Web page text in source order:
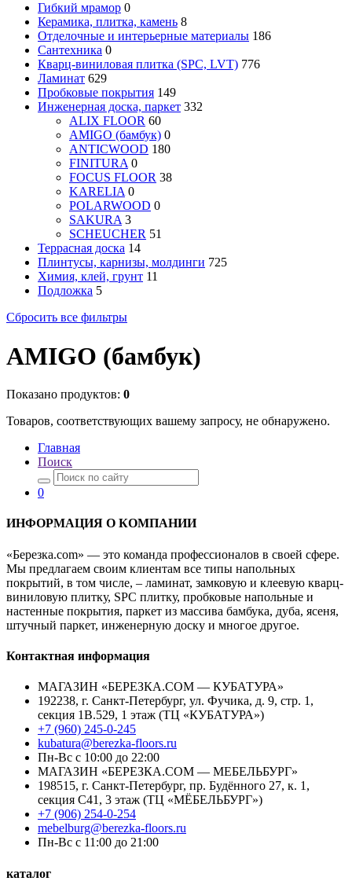
Гибкий мрамор 0
Керамика, плитка, камень 8
Отделочные и интерьерные материалы 186
Сантехника 0
Кварц-виниловая плитка (SPC, LVT) 776
Ламинат 629
Пробковые покрытия 149
Инженерная доска, паркет 332
ALIX FLOOR 60
AMIGO (бамбук) 0
ANTICWOOD 180
FINITURA 0
FOCUS FLOOR 38
KARELIA 0
POLARWOOD 0
SAKURA 3
SCHEUCHER 51
Террасная доска 14
Плинтусы, карнизы, молдинги 725
Химия, клей, грунт 11
Подложка 5
Сбросить все фильтры
AMIGO (бамбук)
Показано продуктов: 0
Товаров, соответствующих вашему запросу, не обнаружено.
Главная
Поиск
0
ИНФОРМАЦИЯ О КОМПАНИИ
«Березка.com» — это команда профессионалов в своей сфере.
Мы предлагаем своим клиентам все типы напольных
покрытий, в том числе, – ламинат, замковую и клеевую кварц-
виниловую плитку, SPC плитку, пробковые напольные и
настенные покрытия, паркет из массива бамбука, дуба, ясеня,
штучный паркет, инженерную доску и многое другое.
Контактная информация
МАГАЗИН «БЕРЕЗКА.COM — КУБАТУРА»
192238, г. Санкт-Петербург, ул. Фучика, д. 9, стр. 1,
секция 1В.529, 1 этаж (ТЦ «КУБАТУРА»)
+7 (960) 245-0-245
kubatura@berezka-floors.ru
Пн-Вс с 10:00 до 22:00
МАГАЗИН «БЕРЕЗКА.COM — МЕБЕЛЬБУРГ»
198515, г. Санкт-Петербург, пр. Будённого 27, к. 1,
секция С41, 3 этаж (ТЦ «МЁБЕЛЬБУРГ»)
+7 (906) 254-0-254
mebelburg@berezka-floors.ru
Пн-Вс с 11:00 до 21:00
каталог